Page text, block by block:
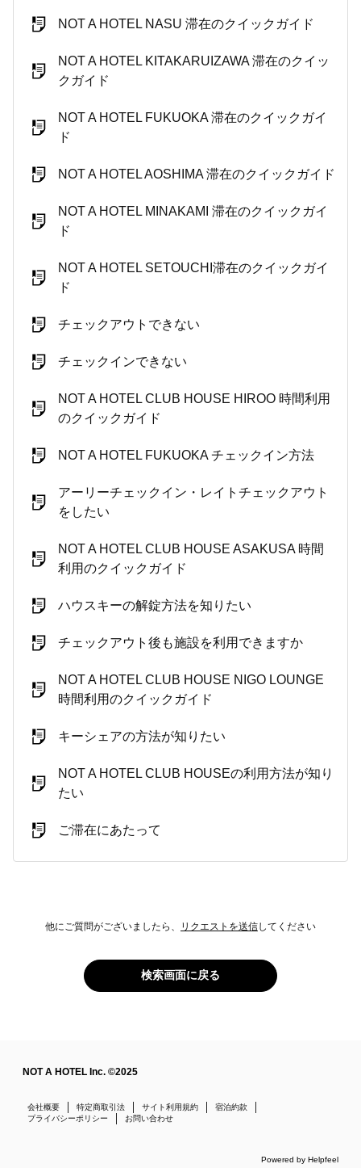
NOT A HOTEL NASU 滞在のクイックガイド
NOT A HOTEL KITAKARUIZAWA 滞在のクイッ
クガイド
NOT A HOTEL FUKUOKA 滞在のクイックガイ
ド
NOT A HOTEL AOSHIMA 滞在のクイックガイド
NOT A HOTEL MINAKAMI 滞在のクイックガイ
ド
NOT A HOTEL SETOUCHI滞在のクイックガイ
ド
チェックアウトできない
チェックインできない
NOT A HOTEL CLUB HOUSE HIROO 時間利用
のクイックガイド
NOT A HOTEL FUKUOKA チェックイン方法
アーリーチェックイン・レイトチェックアウト
をしたい
NOT A HOTEL CLUB HOUSE ASAKUSA 時間
利用のクイックガイド
ハウスキーの解錠方法を知りたい
チェックアウト後も施設を利用できますか
NOT A HOTEL CLUB HOUSE NIGO LOUNGE
時間利用のクイックガイド
キーシェアの方法が知りたい
NOT A HOTEL CLUB HOUSEの利用方法が知り
たい
ご滞在にあたって
他にご質問がございましたら、 リクエストを送信してください
検索画面に戻る
NOT A HOTEL Inc. ©2025
会社概要 特定商取引法 サイト利用規約
宿泊約款
プライバシーポリシー
お問い合わせ
Powered by Helpfeel